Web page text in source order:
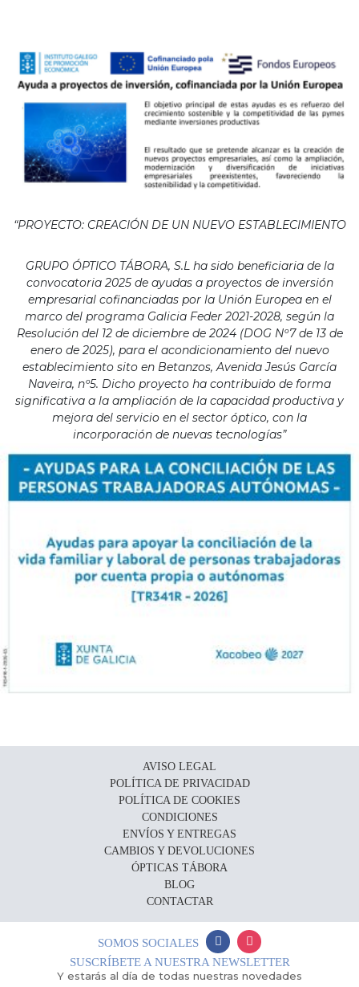
“PROYECTO: CREACIÓN DE UN NUEVO ESTABLECIMIENTO
GRUPO ÓPTICO TÁBORA, S.L ha sido beneficiaria de la
convocatoria 2025 de ayudas a proyectos de inversión
empresarial cofinanciadas por la Unión Europea en el
marco del programa Galicia Feder 2021-2028, según la
Resolución del 12 de diciembre de 2024 (DOG Nº7 de 13 de
enero de 2025), para el acondicionamiento del nuevo
establecimiento sito en Betanzos, Avenida Jesús García
Naveira, nº5. Dicho proyecto ha contribuido de forma
significativa a la ampliación de la capacidad productiva y
mejora del servicio en el sector óptico, con la
incorporación de nuevas tecnologías”
AVISO LEGAL
POLÍTICA DE PRIVACIDAD
POLÍTICA DE COOKIES
CONDICIONES
ENVÍOS Y ENTREGAS
CAMBIOS Y DEVOLUCIONES
ÓPTICAS TÁBORA
BLOG
CONTACTAR
SOMOS SOCIALES
SUSCRÍBETE A NUESTRA NEWSLETTER
Y estarás al día de todas nuestras novedades